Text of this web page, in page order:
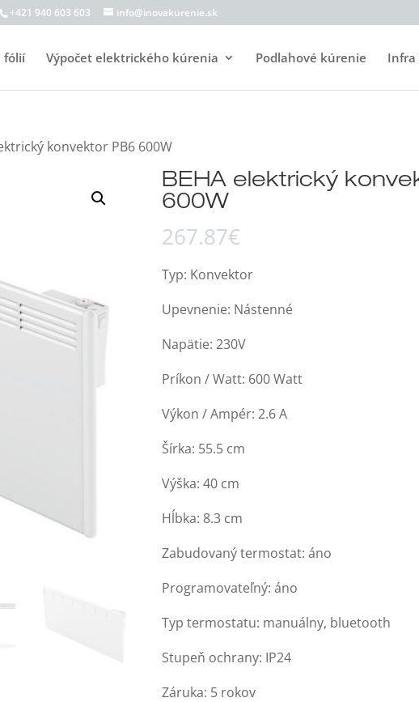
+421 940 603 603 info@inovakurenie.sk
fólií Výpočet elektrického kúrenia Podlahové kúrenie Infra
konvektor PB6 600W
BEHA elektrický
600W
267.87€
Typ: Konvektor
Upevnenie: Nástenné
Napätie: 230V
Príkon / Watt: 600 Watt
Výkon / Ampér: 2.6 A
Šírka: 55.5 cm
Výška: 40 cm
Hĺbka: 8.3 cm
Zabudovaný termostat: áno
Programovateľný: áno
Typ termostatu: manuálny, bluetooth
Stupeň ochrany: IP24
Záruka: 5 rokov